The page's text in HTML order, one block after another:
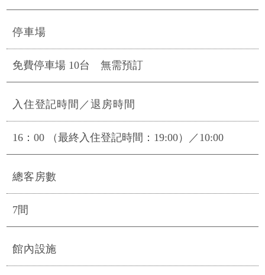
停車場
免費停車場 10台 無需預訂
入住登記時間／退房時間
16：00 （最終入住登記時間：19:00）／10:00
總客房數
7間
館內設施